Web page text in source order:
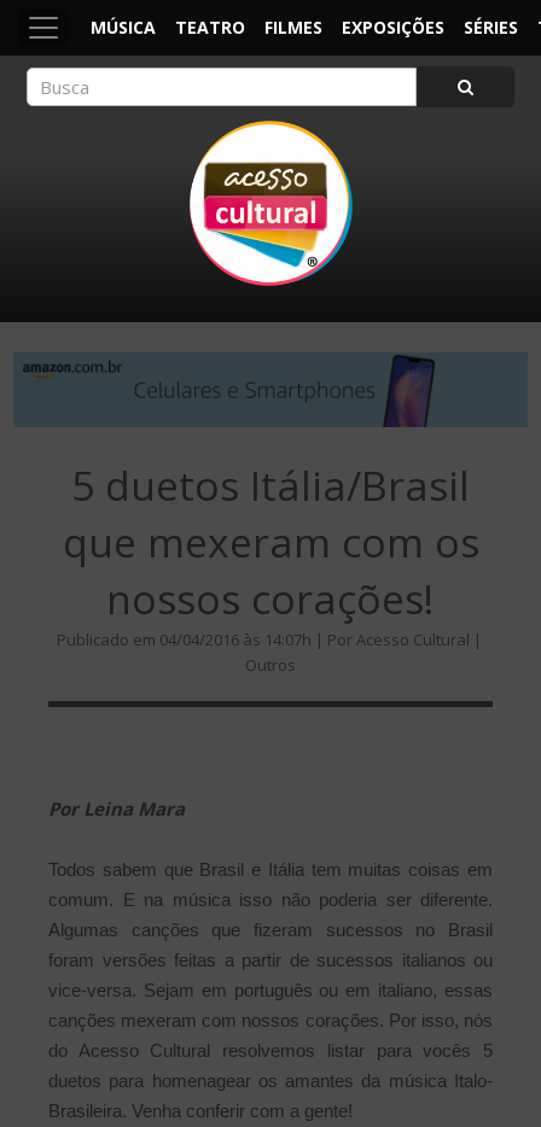
MÚSICA TEATRO FILMES EXPOSIÇÕES SÉRIES
5 duetos Itália/Brasil
que mexeram com os
nossos corações!
Publicado em 04/04/2016 às 14:07h | Por Acesso Cultural |
Outros
Por Leina Mara
Todos sabem que Brasil e Itália tem muitas coisas em
comum. E na música isso não poderia ser diferente.
Algumas canções que fizeram sucessos no Brasil
foram versões feitas a partir de sucessos italianos ou
vice-versa. Sejam em português ou em italiano, essas
canções mexeram com nossos corações. Por isso, nós
do Acesso Cultural resolvemos listar para vocês 5
duetos para homenagear os amantes da música Italo-
Brasileira. Venha conferir com a gente!